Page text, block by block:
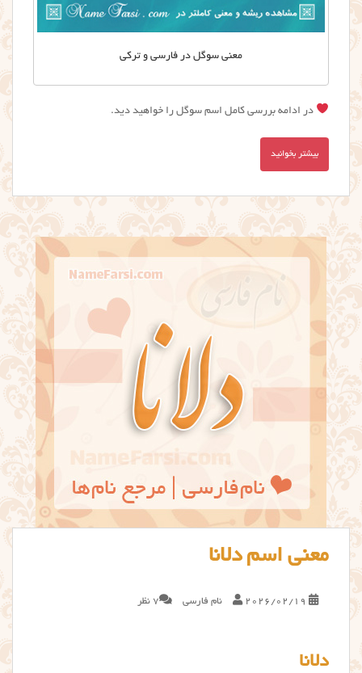
معنی سوگل در فارسی و ترکی
در ادامه بررسی کامل اسم سوگل را خواهید دید.
بیشتر بخوانید
معنی اسم دلانا
2026/02/19 نام فارسی 7 نظر
دلانا